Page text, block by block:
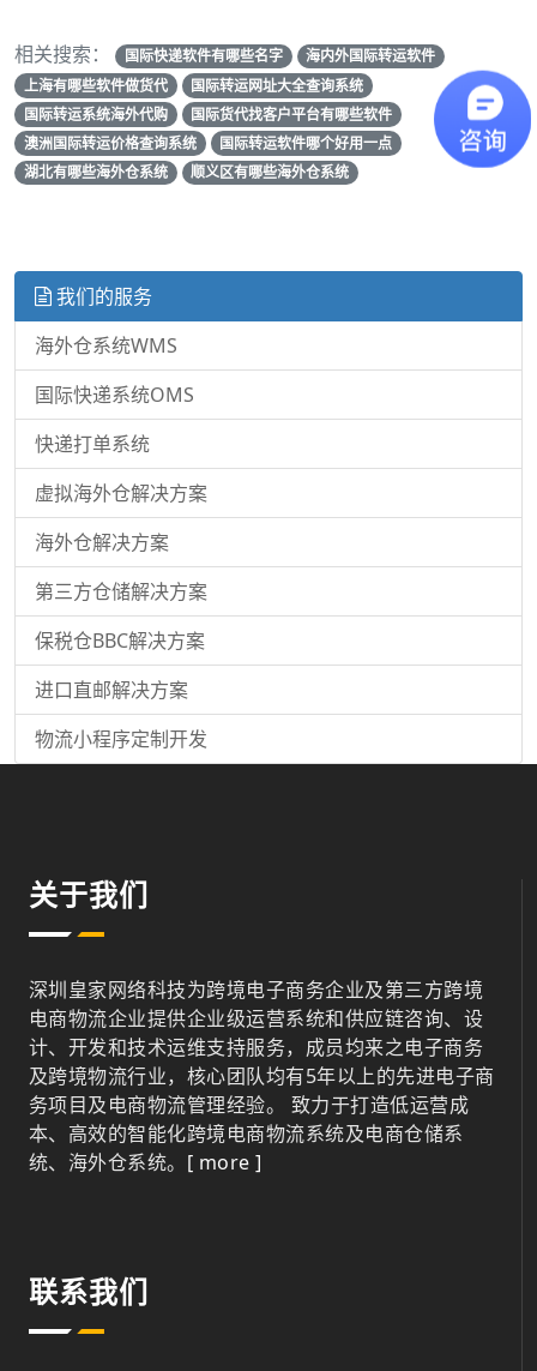
相关搜索： 国际快递软件有哪些名字
海内外国际转运软件
上海有哪些软件做货代
国际转运网址大全查询系统
国际转运系统海外代购
国际货代找客户平台有哪些软件
澳洲国际转运价格查询系统
国际转运软件哪个好用一点
湖北有哪些海外仓系统
顺义区有哪些海外仓系统
我们的服务
海外仓系统WMS
国际快递系统OMS
快递打单系统
虚拟海外仓解决方案
海外仓解决方案
第三方仓储解决方案
保税仓BBC解决方案
进口直邮解决方案
物流小程序定制开发
关于我们
深圳皇家网络科技为跨境电子商务企业及第三方跨境
电商物流企业提供企业级运营系统和供应链咨询、设
计、开发和技术运维支持服务，成员均来之电子商务
及跨境物流行业，核心团队均有5年以上的先进电子商
务项目及电商物流管理经验。 致力于打造低运营成
本、高效的智能化跨境电商物流系统及电商仓储系
统、海外仓系统。 [ more ]
联系我们